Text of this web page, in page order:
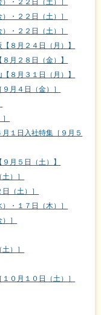
・２２日（土）］
・２２日（土）］
８月２４日（月）】
月２８日（金）】
８月３１日（月）】
月４日（金）］
１日入社特集［９月５
月５日（土）】
）］
（土）］
・１７日（木）］
］
）］
０月１０日（土）］